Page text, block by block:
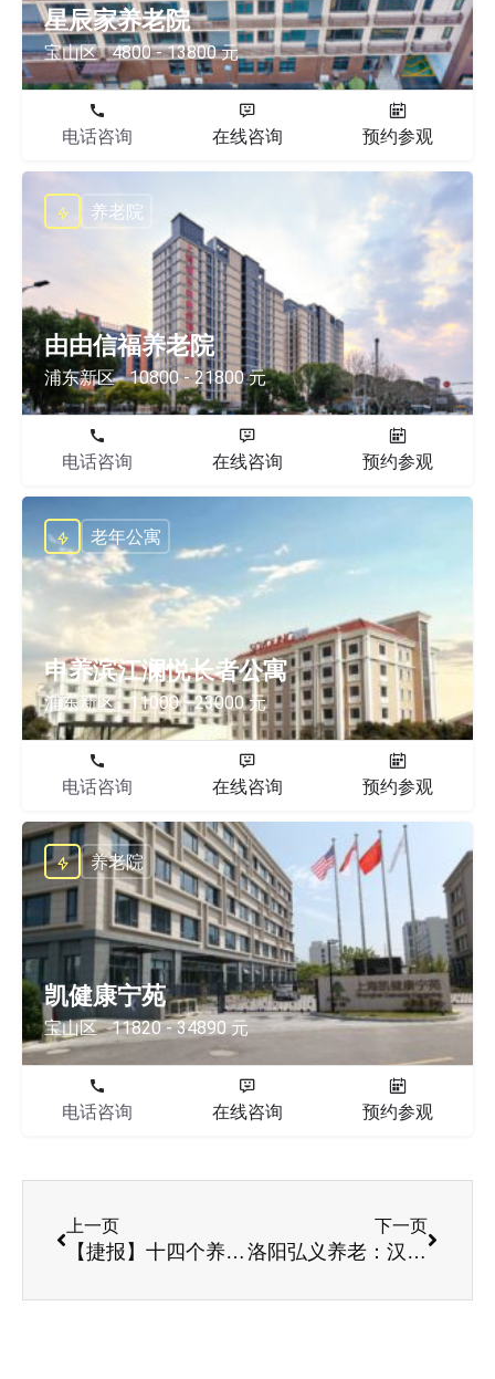
星辰家养老院
宝山区 4800 - 13800 元
电话咨询 在线咨询 预约参观
由由信福养老院
浦东新区 10800 - 21800 元
养老院
电话咨询 在线咨询 预约参观
申养滨江澜悦长者公寓
浦东新区 11000 - 23000 元
老年公寓
电话咨询 在线咨询 预约参观
凯健康宁苑
宝山区 11820 - 34890 元
养老院
电话咨询 在线咨询 预约参观
上一页
【捷报】十四个养老项目集中签约，九如城正式入驻来安！
下一页
洛阳弘义养老：汉山基地试运营，快来看看入住的老人怎么说